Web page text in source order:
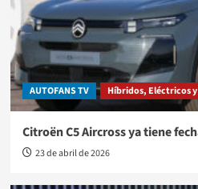
AUTOFANS TV Híbridos, Eléctricos y
Citroën C5 Aircross ya tiene
23 de abril de 2026